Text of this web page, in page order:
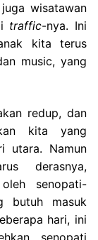
wisatawan
traffic­-nya. Ini
kita terus
music, yang
redup, dan
kita yang
utara. Namun
derasnya,
senopati-
butuh masuk
hari, ini
senopati